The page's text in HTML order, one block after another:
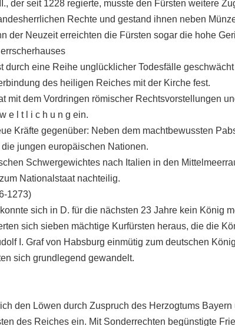
der seit 1228 regierte, musste den Fürsten weitere
Rechte und gestand ihnen neben
der Neuzeit erreichten die Fürsten sogar die hohe
durch eine Reihe unglücklicher Todesfälle
des heiligen Reiches mit der Kirche fest.
mit dem Vordringen römischer Rechtsvorstellungen
e l t l i c h u n g ein.
Kräfte gegenüber: Neben dem machtbewussten
jungen europäischen Nationen.
Schwergewichtes nach Italien in den
Nationalstaat nachteilig.
1273)
sich in D. für die nächsten 23 Jahre kein König
sich sieben mächtige Kurfürsten heraus, die die
I. Graf von Habsburg einmütig zum deutschen
sich grundlegend gewandelt.
den Löwen durch Zuspruch des Herzogtums
des Reiches ein. Mit Sonderrechten begünstigte